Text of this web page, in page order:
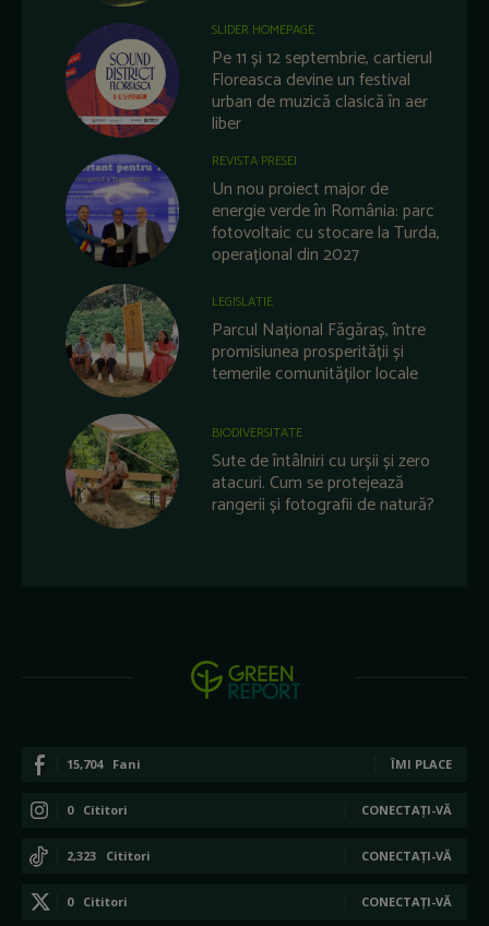
SLIDER HOMEPAGE
Pe 11 și 12 septembrie, cartierul
Floreasca devine un festival
urban de muzică clasică în aer
liber
REVISTA PRESEI
Un nou proiect major de
energie verde în România: parc
fotovoltaic cu stocare la Turda,
operațional din 2027
LEGISLATIE
Parcul Național Făgăraș, între
promisiunea prosperității și
temerile comunităților locale
BIODIVERSITATE
Sute de întâlniri cu urșii și zero
atacuri. Cum se protejează
rangerii și fotografii de natură?
15,704 Fani ÎMI PLACE
0 Cititori CONECTAȚI-VĂ
2,323 Cititori CONECTAȚI-VĂ
0 Cititori CONECTAȚI-VĂ